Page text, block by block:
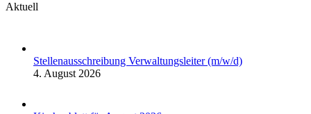
Aktuell
Stellenausschreibung Verwaltungsleiter (m/w/d)
4. August 2026